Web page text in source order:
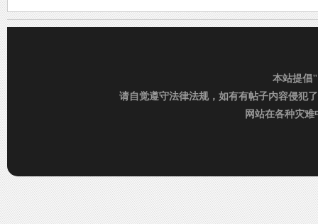
村
本站提倡
请自觉遵守法律法规，如有有帖子内容侵犯
网站在各种灾难